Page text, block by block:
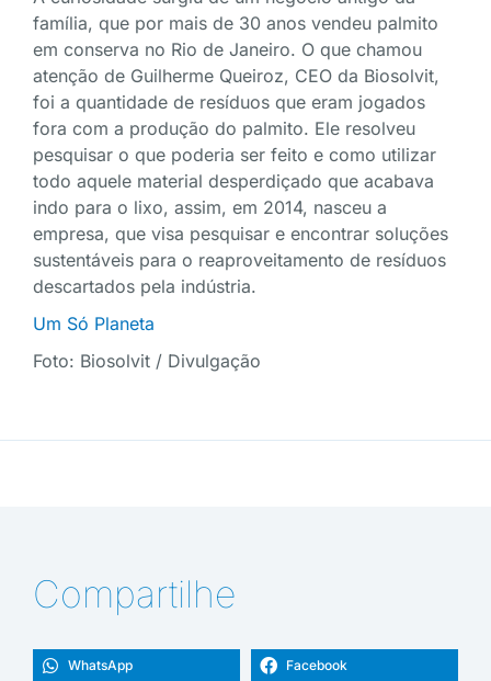
família, que por mais de 30 anos vendeu palmito
em conserva no Rio de Janeiro. O que chamou
atenção de Guilherme Queiroz, CEO da Biosolvit,
foi a quantidade de resíduos que eram jogados
fora com a produção do palmito. Ele resolveu
pesquisar o que poderia ser feito e como utilizar
todo aquele material desperdiçado que acabava
indo para o lixo, assim, em 2014, nasceu a
empresa, que visa pesquisar e encontrar soluções
sustentáveis para o reaproveitamento de resíduos
descartados pela indústria.
Um Só Planeta
Foto: Biosolvit / Divulgação
Compartilhe
WhatsApp Facebook